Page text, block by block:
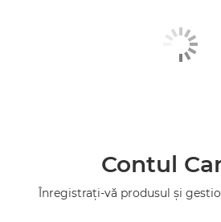
Contul
Înregistraţi-vă produsul şi